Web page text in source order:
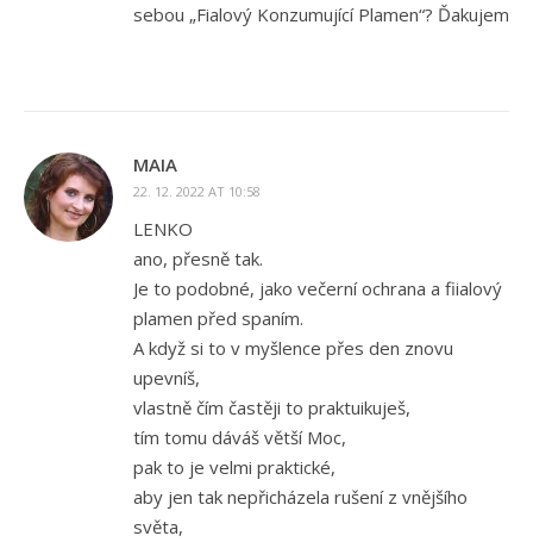
sebou „Fialový Konzumující Plamen“? Ďakujem
MAIA
22. 12. 2022 AT 10:58
LENKO
ano, přesně tak.
Je to podobné, jako večerní ochrana a fiialový
plamen před spaním.
A když si to v myšlence přes den znovu
upevníš,
vlastně čím častěji to praktuikuješ,
tím tomu dáváš větší Moc,
pak to je velmi praktické,
aby jen tak nepřicházela rušení z vnějšího
světa,